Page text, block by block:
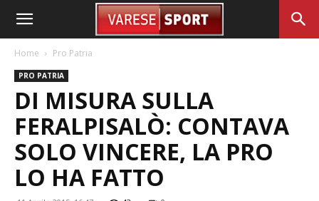
Home Pro Patria
PRO PATRIA
DI MISURA SULLA
FERALPISALÒ: CONTAVA
SOLO VINCERE, LA PRO
LO HA FATTO